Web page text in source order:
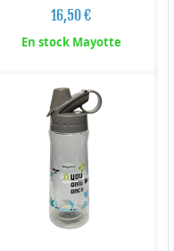
16,50 €
En stock Mayotte